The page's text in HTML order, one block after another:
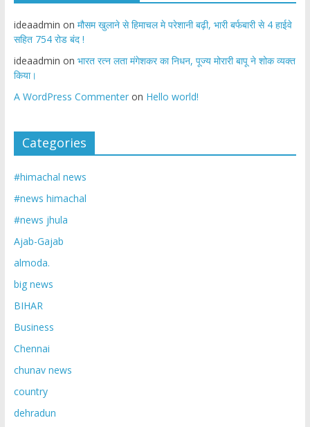
ideaadmin on मौसम खुलाने से हिमाचल मे परेशानी बढ़ी, भारी बर्फबारी से 4 हाईवे
सहित 754 रोड बंद !
ideaadmin on भारत रत्न लता मंगेशकर का निधन, पूज्य मोरारी बापू ने शोक व्यक्त
किया।
A WordPress Commenteron Hello world!
Categories
#himachal news
#news himachal
#news jhula
Ajab-Gajab
almoda.
big news
BIHAR
Business
Chennai
chunav news
country
dehradun